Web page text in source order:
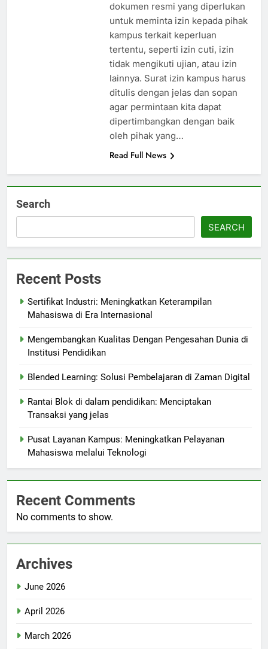
dokumen resmi yang diperlukan
untuk meminta izin kepada pihak
kampus terkait keperluan
tertentu, seperti izin cuti, izin
tidak mengikuti ujian, atau izin
lainnya. Surat izin kampus harus
ditulis dengan jelas dan sopan
agar permintaan kita dapat
dipertimbangkan dengan baik
oleh pihak yang…
Read Full News
Search
SEARCH
Recent Posts
Sertifikat Industri: Meningkatkan Keterampilan
Mahasiswa di Era Internasional
Mengembangkan Kualitas Dengan Pengesahan Dunia di
Institusi Pendidikan
Blended Learning: Solusi Pembelajaran di Zaman Digital
Rantai Blok di dalam pendidikan: Menciptakan
Transaksi yang jelas
Pusat Layanan Kampus: Meningkatkan Pelayanan
Mahasiswa melalui Teknologi
Recent Comments
No comments to show.
Archives
June 2026
April 2026
March 2026